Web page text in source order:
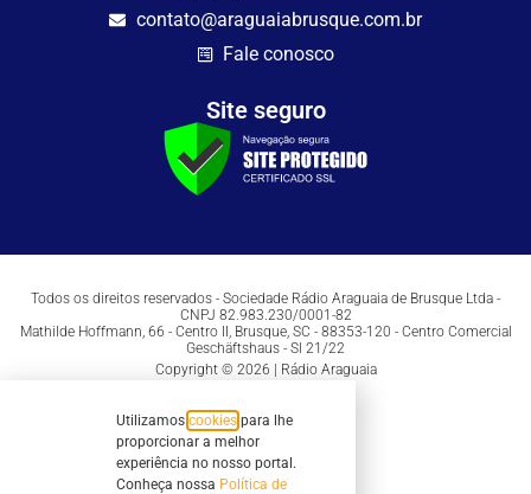
contato@araguaiabrusque.com.br
Fale conosco
Site seguro
Todos os direitos reservados - Sociedade Rádio Araguaia de Brusque Ltda -
CNPJ 82.983.230/0001-82
Mathilde Hoffmann, 66 - Centro II, Brusque, SC - 88353-120 - Centro Comercial
Geschäftshaus - Sl 21/22
Copyright © 2026 | Rádio Araguaia
Utilizamos cookies para lhe
proporcionar a melhor
experiência no nosso portal.
Conheça nossa Política de